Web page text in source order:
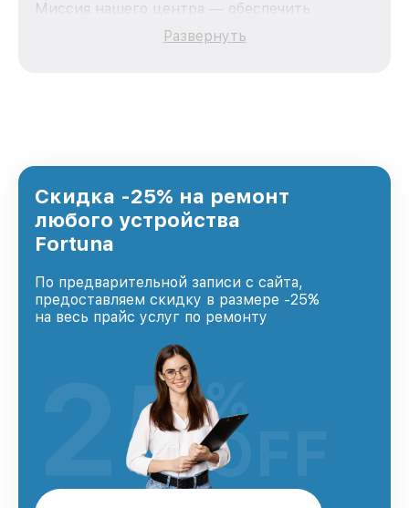
Миссия нашего центра — обеспечить
качественный и доступный ремонт для
каждого пользователя продукции Fortuna, вне
Развернуть
Скидка -25% на ремонт
любого устройства
Fortuna
По предварительной записи с сайта,
предоставляем скидку в размере -25%
на весь прайс услуг по ремонту
25%
OFF